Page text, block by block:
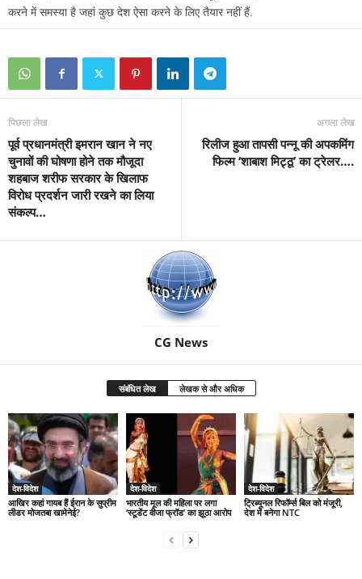
करने में समस्या है जहां कुछ देश ऐसा करने के लिए तैयार नहीं हैं.
पिछला लेख
पूर्व प्रधानमंत्री इमरान खान ने नए
चुनावों की घोषणा होने तक मौजूदा
शहबाज शरीफ सरकार के खिलाफ
विरोध प्रदर्शन जारी रखने का लिया
संकल्प…
अगला लेख
रिलीज हुआ तापसी पन्नू की अपकमिंग
फिल्म ‘शाबाश मिट्ठू’ का ट्रेलर….
CG News
संबंधित लेख लेखक से और अधिक
देश-विदेश
आखिर कहां गायब हैं ईरान के सुप्रीम
लीडर मोजतबा खामेनेई?
देश-विदेश
भारतीय मूल की महिला पर लगा
‘स्टूडेंट वीजा फ्रॉड’ का झूठा आरोप
देश-विदेश
ट्रिब्यूनल रिफॉर्म्स बिल को मंजूरी,
देश में बनेगा NTC